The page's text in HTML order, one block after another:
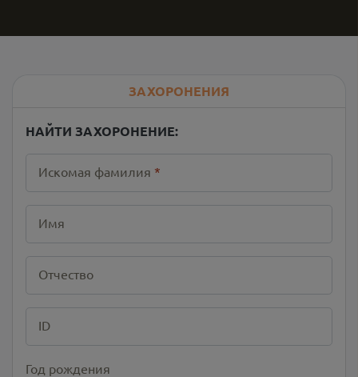
ЗАХОРОНЕНИЯ
НАЙТИ ЗАХОРОНЕНИЕ:
Искомая фамилия *
Имя
Отчество
ID
Год рождения